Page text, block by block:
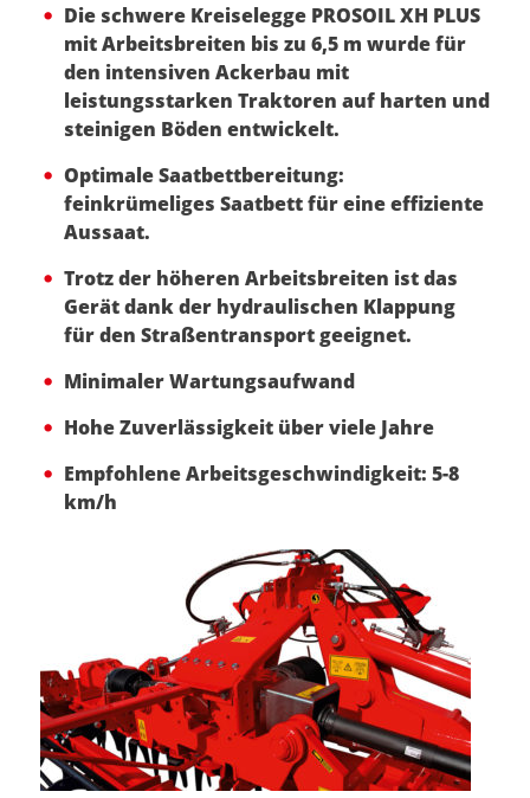
Die schwere Kreiselegge PROSOIL XH PLUS
mit Arbeitsbreiten bis zu 6,5 m wurde für
den intensiven Ackerbau mit
leistungsstarken Traktoren auf harten und
steinigen Böden entwickelt.
Optimale Saatbettbereitung:
feinkrümeliges Saatbett für eine effiziente
Aussaat.
Trotz der höheren Arbeitsbreiten ist das
Gerät dank der hydraulischen Klappung
für den Straßentransport geeignet.
Minimaler Wartungsaufwand
Hohe Zuverlässigkeit über viele Jahre
Empfohlene Arbeitsgeschwindigkeit: 5-8
km/h